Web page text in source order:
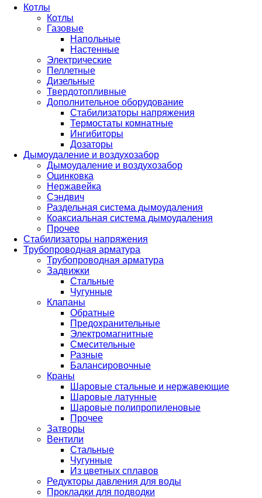
Котлы
Котлы
Газовые
Напольные
Настенные
Электрические
Пеллетные
Дизельные
Твердотопливные
Дополнительное оборудование
Стабилизаторы напряжения
Термостаты комнатные
Ингибиторы
Дозаторы
Дымоудаление и воздухозабор
Дымоудаление и воздухозабор
Оцинковка
Нержавейка
Сэндвич
Раздельная система дымоудаления
Коаксиальная система дымоудаления
Прочее
Стабилизаторы напряжения
Трубопроводная арматура
Трубопроводная арматура
Задвижки
Стальные
Чугунные
Клапаны
Обратные
Предохранительные
Электромагнитные
Смесительные
Разные
Балансировочные
Краны
Шаровые стальные и нержавеющие
Шаровые латунные
Шаровые полипропиленовые
Прочее
Затворы
Вентили
Стальные
Чугунные
Из цветных сплавов
Редукторы давления для воды
Прокладки для подводки